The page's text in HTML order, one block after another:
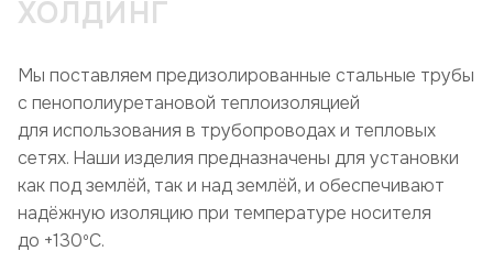
ХОЛДИНГ
Мы поставляем предизолированные стальные трубы
с пенополиуретановой теплоизоляцией
для использования в трубопроводах и тепловых
сетях. Наши изделия предназначены для установки
как под землёй, так и над землёй, и обеспечивают
надёжную изоляцию при температуре носителя
до +130ºC.